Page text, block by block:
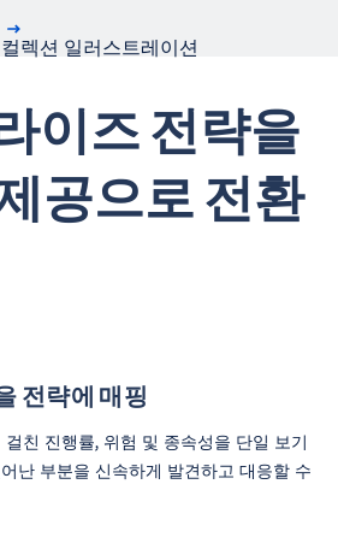
이즈 전략을
공으로 전환
전략에 매핑
친 진행률, 위험 및 종속성을 단일 보기
난 부분을 신속하게 발견하고 대응할 수